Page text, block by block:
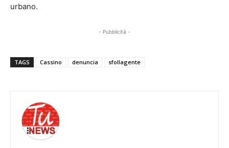
urbano.
- Pubblicità -
TAGS Cassino denuncia sfollagente